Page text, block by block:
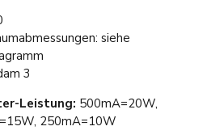
siehe
3
Leistung: 500mA=20W,
250mA=10W